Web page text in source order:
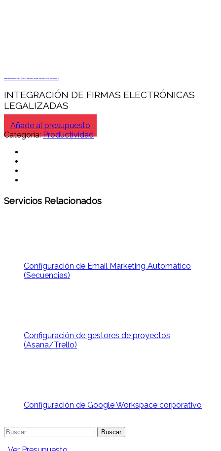
Mantenimiento Web Mensual Multidisc Soluciones 4
INTEGRACIÓN DE FIRMAS ELECTRÓNICAS
LEGALIZADAS
Añade al presupuesto
Categoría:Productividad
Servicios Relacionados
Configuración de Email Marketing Automático
(Secuencias)
Configuración de gestores de proyectos
(Asana/Trello)
Configuración de Google Workspace corporativo
Buscar: